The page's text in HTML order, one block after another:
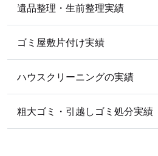
遺品整理・生前整理実績
ゴミ屋敷片付け実績
ハウスクリーニングの実績
粗大ゴミ・引越しゴミ処分実績